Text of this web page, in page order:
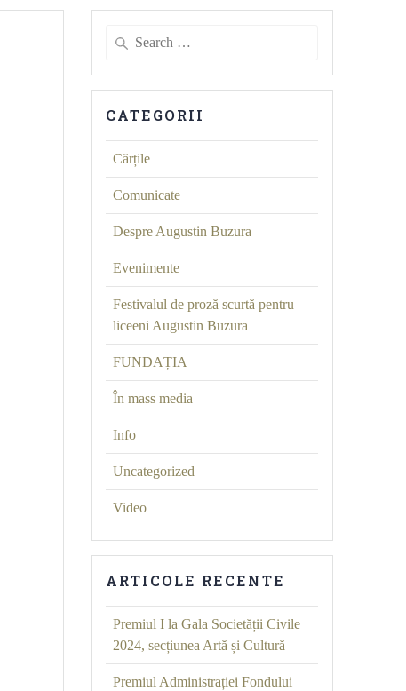
Search
CATEGORII
Cărțile
Comunicate
Despre Augustin Buzura
Evenimente
Festivalul de proză scurtă pentru
liceeni Augustin Buzura
FUNDAȚIA
În mass media
Info
Uncategorized
Video
ARTICOLE RECENTE
Premiul I la Gala Societății Civile
2024, secțiunea Artă și Cultură
Premiul Administrației Fondului